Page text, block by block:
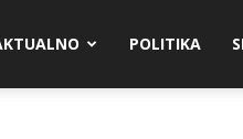
POLITIKA